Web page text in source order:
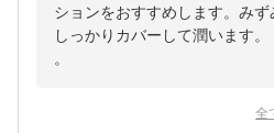
ションをおすすめします。み
しっかりカバーして潤います
。
全